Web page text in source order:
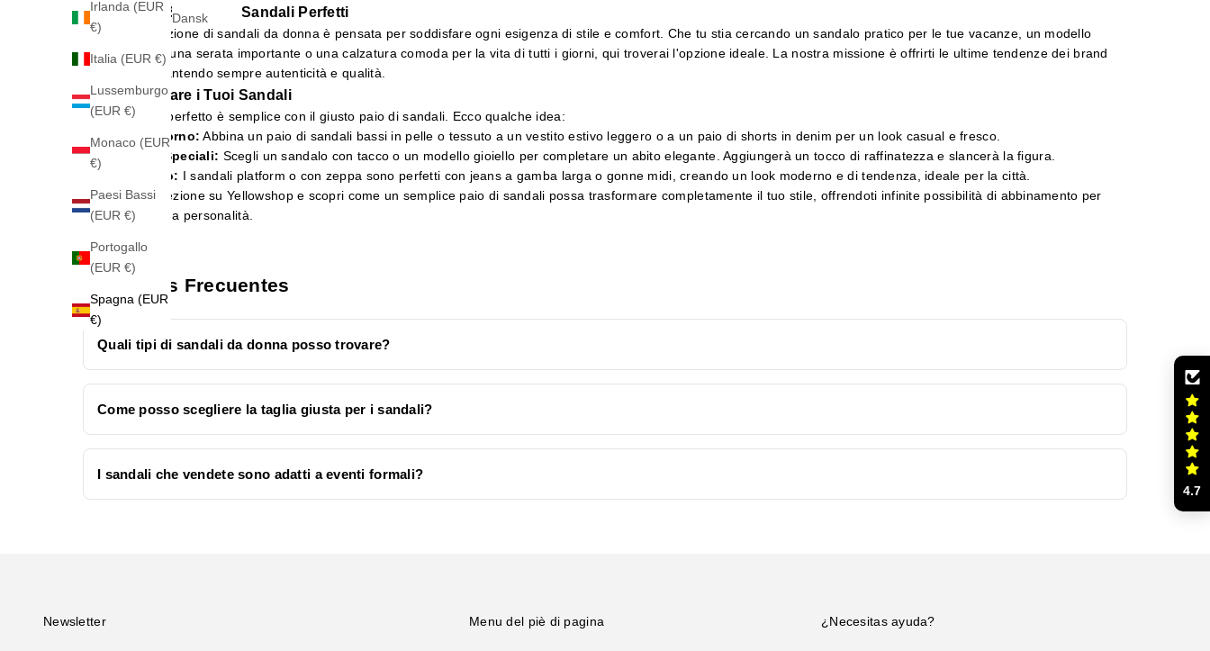
Irlanda (EUR
€)
Italia (EUR €)
Lussemburgo
(EUR €)
Monaco (EUR
€)
Paesi Bassi
(EUR €)
Portogallo
(EUR €)
Spagna (EUR
€)
Dansk
Eleva il Tuo Stile con i Sandali Perfetti
La nostra selezione di sandali da donna è pensata per soddisfare ogni esigenza di stile e comfort. Che tu stia cercando un sandalo pratico per le tue vacanze, un modello
sofisticato per una serata importante o una calzatura comoda per la vita di tutti i giorni, qui troverai l'opzione ideale. La nostra missione è offrirti le ultime tendenze dei brand
più amati, garantendo sempre autenticità e qualità.
Come Abbinare i Tuoi Sandali
Creare l'outfit perfetto è semplice con il giusto paio di sandali. Ecco qualche idea:
Look da Giorno: Abbina un paio di sandali bassi in pelle o tessuto a un vestito estivo leggero o a un paio di shorts in denim per un look casual e fresco.
Occasioni Speciali: Scegli un sandalo con tacco o un modello gioiello per completare un abito elegante. Aggiungerà un tocco di raffinatezza e slancerà la figura.
Stile Urbano: I sandali platform o con zeppa sono perfetti con jeans a gamba larga o gonne midi, creando un look moderno e di tendenza, ideale per la città.
Esplora la collezione su Yellowshop e scopri come un semplice paio di sandali possa trasformare completamente il tuo stile, offrendoti infinite possibilità di abbinamento per
esprimere la tua personalità.
Preguntas Frecuentes
Quali tipi di sandali da donna posso trovare?
Come posso scegliere la taglia giusta per i sandali?
I sandali che vendete sono adatti a eventi formali?
Newsletter Menu del piè di pagina ¿Necesitas ayuda?
4.7